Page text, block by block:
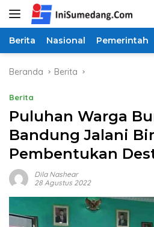
Langsung
Berita Nasional Pemerintah
Beranda Berita
Berita
Puluhan Warga
Bandung Jalani
Pembentukan
Dila Nashear
28 Agustus 2022